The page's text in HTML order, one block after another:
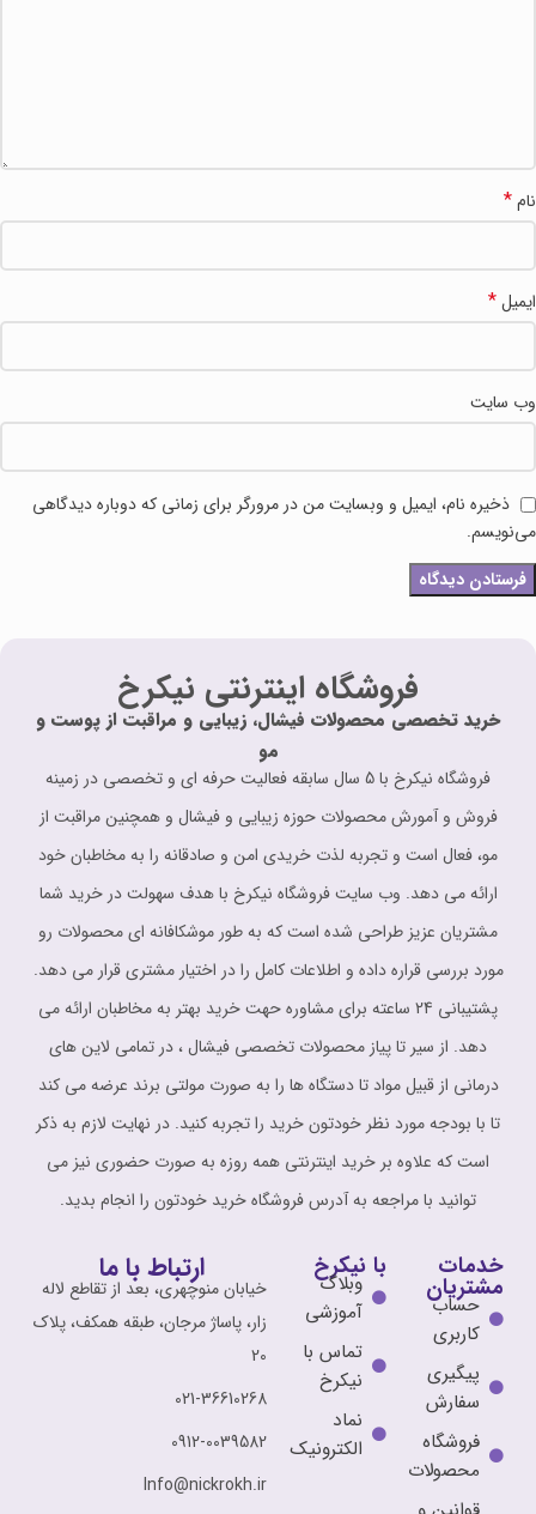
نام*
ایمیل*
وب‌ سایت
ذخیره نام، ایمیل و وبسایت من در مرورگر برای زمانی که دوباره دیدگاهی
می‌نویسم.
فروشگاه اینترنتی نیکرخ
خرید تخصصی محصولات فیشال، زیبایی و مراقبت از پوست و
مو
فروشگاه نیکرخ با 5 سال سابقه فعالیت حرفه ای و تخصصی در زمینه
فروش و آمورش محصولات حوزه زیبایی و فیشال و همچنین مراقبت از
مو، فعال است و تجربه لذت خریدی امن و صادقانه را به مخاطبان خود
ارائه می دهد. وب سایت فروشگاه نیکرخ با هدف سهولت در خرید شما
مشتریان عزیز طراحی شده است که به طور موشکافانه ای محصولات رو
مورد بررسی قراره داده و اطلاعات کامل را در اختیار مشتری قرار می دهد.
پشتیبانی 24 ساعته برای مشاوره حهت خرید بهتر به مخاطبان ارائه می
دهد. از سیر تا پیاز محصولات تخصصی فیشال ، در تمامی لاین های
درمانی از قبیل مواد تا دستگاه ها را به صورت مولتی برند عرضه می کند
تا با بودجه مورد نظر خودتون خرید را تجربه کنید. در نهایت لازم به ذکر
است که علاوه بر خرید اینترنتی همه روزه به صورت حضوری نیز می
توانید با مراجعه به آدرس فروشگاه خرید خودتون را انجام بدید.
خدمات
مشتریان
حساب
کاربری
پیگیری
سفارش
فروشگاه
محصولات
با نیکرخ
وبلاگ
آموزشی
تماس با
نیکرخ
نماد
الکترونیک
ارتباط با ما
خیابان منوچهری، بعد از تقاطع لاله
زار، پاساژ مرجان، طبقه همکف، پلاک
20
021-36610268
0912-0039582
Info@nickrokh.ir